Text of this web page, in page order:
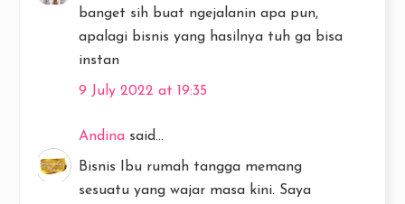
banget sih buat ngejalanin apa pun,
apalagi bisnis yang hasilnya tuh ga bisa
instan
9 July 2022 at 19:35
Andina said...
Bisnis Ibu rumah tangga memang
sesuatu yang wajar masa kini. Saya